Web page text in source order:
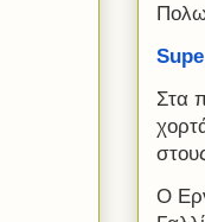
Στα
Ο